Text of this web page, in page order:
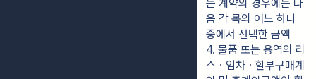
는 계약의 경우에는 다
음 각 목의 어느 하나
중에서 선택한 금액
4. 물품 또는 용역의 리
스ㆍ임차ㆍ할부구매계